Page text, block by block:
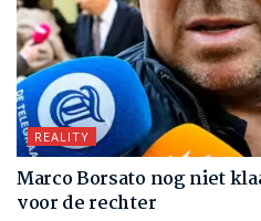
REALITY
Marco Borsato nog niet
voor de rechter